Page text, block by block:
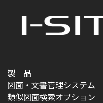
製 品
図面・文書管理システム
類似図面検索オプション